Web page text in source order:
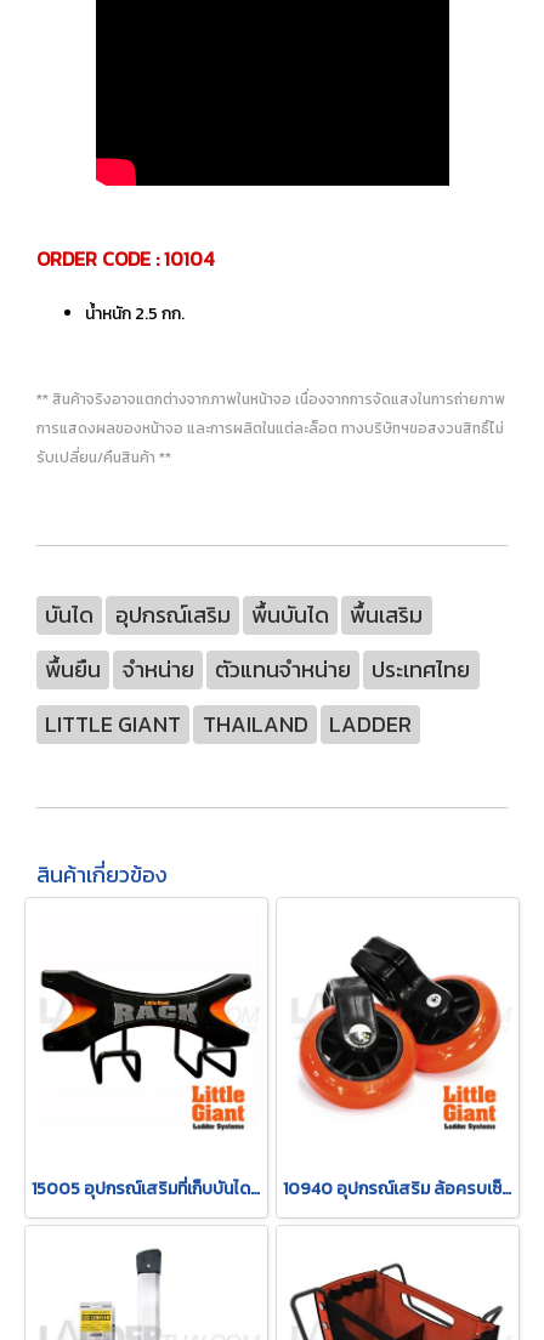
ORDER CODE : 10104
น้ำหนัก 2.5 กก.
** สินค้าจริงอาจแตกต่างจากภาพในหน้าจอ เนื่องจากการจัดแสงในการถ่ายภาพ
การแสดงผลของหน้าจอ และการผลิตในแต่ละล็อต ทางบริษัทฯขอสงวนสิทธิ์ไม่
รับเปลี่ยน/คืนสินค้า **
บันได อุปกรณ์เสริม พื้นบันได
พื้นเสริม
พื้นยืน
จำหน่าย ตัวแทนจำหน่าย
ประเทศไทย
LITTLE GIANT
THAILAND LADDER
สินค้าเกี่ยวข้อง
15005 อุปกรณ์เสริมที่เก็บบันไดแขวนผนังรับน้ำหนัก 75 ปอนด์ (34 กิโล) รุ่น 15005 "LITTLE GIANT" 10940 อุปกรณ์เสริม ล้อครบเซ็ท รุ่น 10940 "LITTLE GIANT"